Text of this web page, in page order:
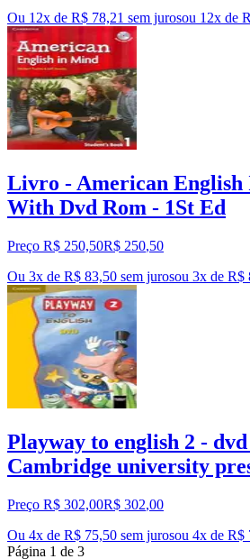
Ou 12x de R$ 78,21 sem jurosou 12x de
Livro - American English
With Dvd Rom - 1St Ed
Preço R$ 250,50R$ 250,50
Ou 3x de R$ 83,50 sem jurosou 3x de R$
Playway to english 2 -
Cambridge university
Preço R$ 302,00R$ 302,00
Ou 4x de R$ 75,50 sem jurosou 4x de R$
Página 1 de 3